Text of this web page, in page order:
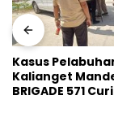
Kasus
Kalianget
BRIGADE 571